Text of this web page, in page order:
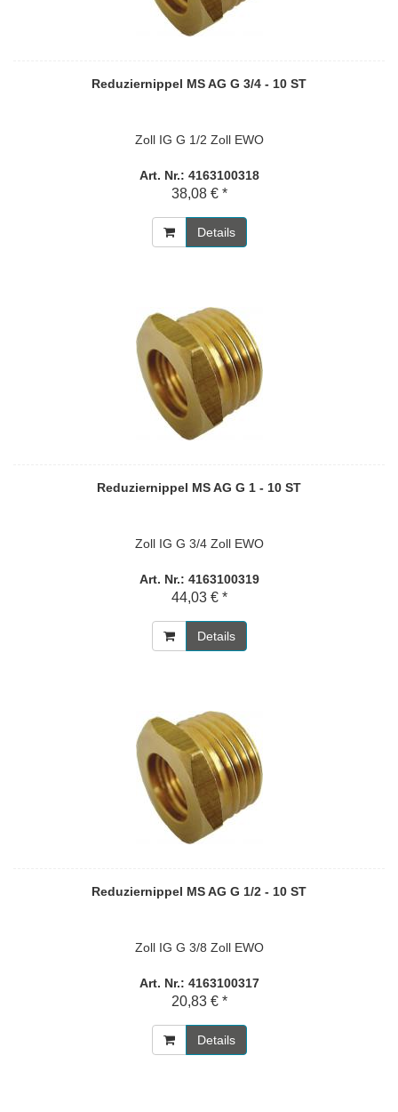
Reduziernippel MS AG G 3/4 - 10 ST
Zoll IG G 1/2 Zoll EWO
Art. Nr.: 4163100318
38,08 € *
Details
Reduziernippel MS AG G 1 - 10 ST
Zoll IG G 3/4 Zoll EWO
Art. Nr.: 4163100319
44,03 € *
Details
Reduziernippel MS AG G 1/2 - 10 ST
Zoll IG G 3/8 Zoll EWO
Art. Nr.: 4163100317
20,83 € *
Details